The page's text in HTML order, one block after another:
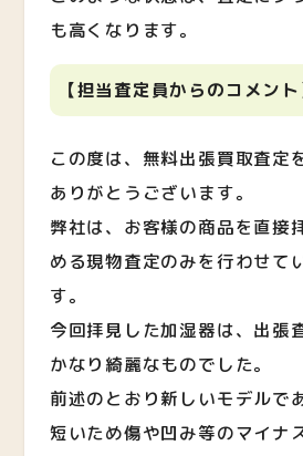
も高くなります。
【担当査定員からのコメント
この度は、無料出張買取査定
ありがとうございます。
弊社は、お客様の商品を直接
める現物査定のみを行わせて
す。
今回拝見した加湿器は、出張
かなり綺麗なものでした。
前述のとおり新しいモデルで
短いため傷や凹み等のマイナ